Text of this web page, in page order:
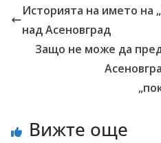
Историята на името на
над Асеновград
Защо не може да
Вижте още